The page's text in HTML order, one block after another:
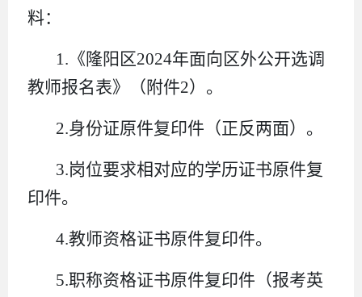
料：
1.《隆阳区2024年面向区外公开选调
教师报名表》（附件2）。
2.身份证原件复印件（正反两面）。
3.岗位要求相对应的学历证书原件复
印件。
4.教师资格证书原件复印件。
5.职称资格证书原件复印件（报考英